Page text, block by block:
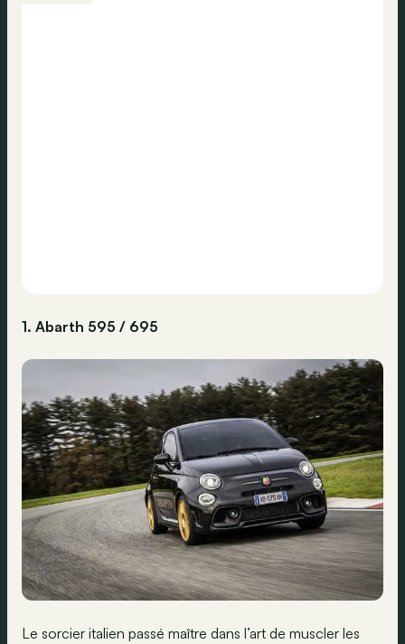
1. Abarth 595 / 695
Le sorcier italien passé maître dans l’art de muscler les